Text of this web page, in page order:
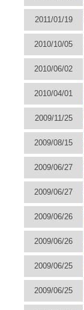
2011/01/19
2010/10/05
2010/06/02
2010/04/01
2009/11/25
2009/08/15
2009/06/27
2009/06/27
2009/06/26
2009/06/26
2009/06/25
2009/06/25